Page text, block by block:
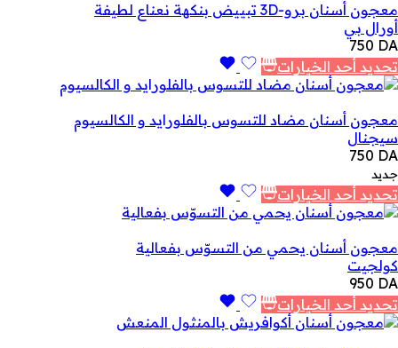
معجون أسنان برو-3D تبييض بنكهة نعناع لطيفة
أورال بي
750 DA
تحديد أحد الخيارات
معجون أسنان مضاد للتسوس بالفلورايد و الكالسيوم
سيجنال
750 DA
جديد
تحديد أحد الخيارات
معجون أسنان يحمي من التسوّس بفعالية
كولجيت
950 DA
تحديد أحد الخيارات